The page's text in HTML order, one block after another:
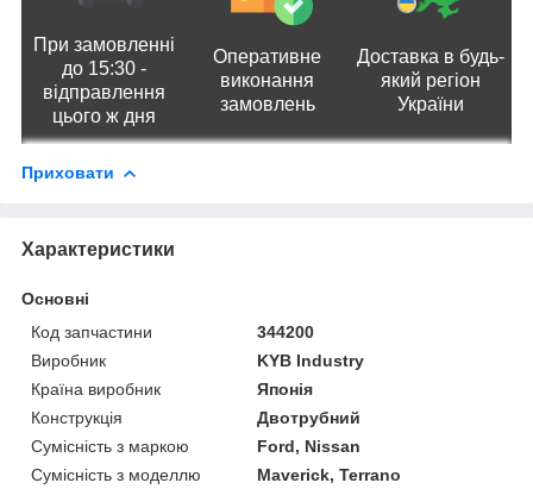
При замовленні
до 15:30 -
відправлення
цього ж дня
Оперативне
виконання
замовлень
Доставка в будь-
який регіон
України
Приховати
Характеристики
Основні
Код запчастини
344200
Виробник
KYB Industry
Країна виробник
Японія
Конструкція
Двотрубний
Сумісність з маркою
Ford, Nissan
Сумісність з моделлю
Maverick, Terrano